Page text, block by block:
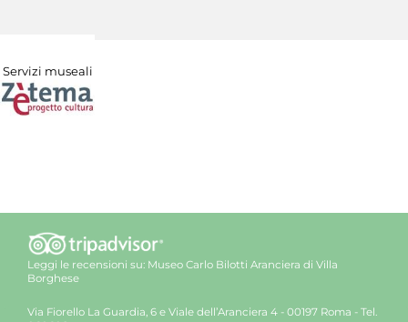
Servizi museali
Leggi le recensioni su: Museo Carlo Bilotti Aranciera di Villa
Borghese
Via Fiorello La Guardia, 6 e Viale dell’Aranciera 4 - 00197 Roma - Tel.